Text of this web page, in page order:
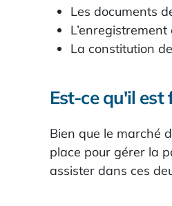
Les documents
La constitution
Est-ce qu'il est
Bien que le marché
place pour gérer la
assister dans ces